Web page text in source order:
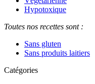
Hypotoxique
Toutes nos recettes sont :
Sans gluten
Sans produits laitiers
Catégories